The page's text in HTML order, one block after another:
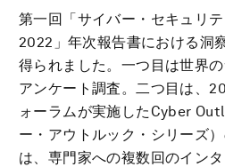
第一回「サイバー・セキュリ
2022」年次報告書における洞
得られました。一つ目は世界
アンケート調査。二つ目は、
ォーラムが実施したCyber
ー・アウトルック・シリーズ
は、専門家への複数回のイン